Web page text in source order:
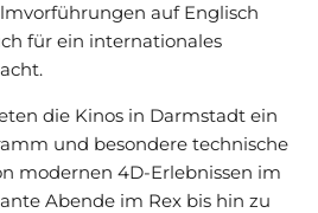
auf Englisch
für ein internationales
die Kinos in Darmstadt ein
und besondere technische
modernen 4D-Erlebnissen im
Abende im Rex bis hin zu